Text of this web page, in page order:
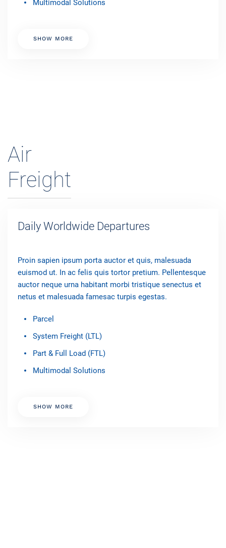
Multimodal Solutions
SHOW MORE
Air
Freight
Daily Worldwide Departures
Proin sapien ipsum porta auctor et quis, malesuada
euismod ut. In ac felis quis tortor pretium. Pellentesque
auctor neque urna habitant morbi tristique senectus et
netus et malesuada famesac turpis egestas.
Parcel
System Freight (LTL)
Part & Full Load (FTL)
Multimodal Solutions
SHOW MORE